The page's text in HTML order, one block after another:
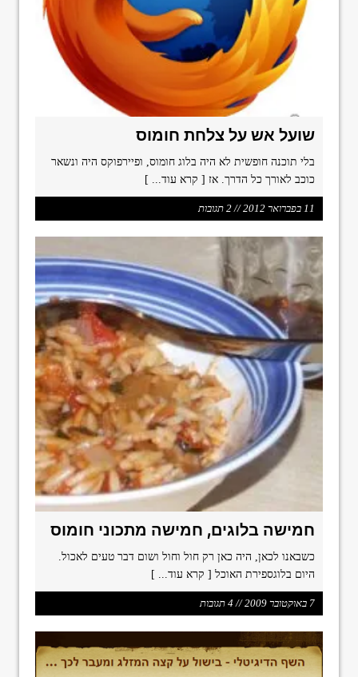
הוסף קו תחתון לקישורים
סמן קישורים
ל
ס
א
ת
כ
ל
ה
ו
cached
שועל אש על צלחת חומוס
בלי תוכנה חופשית לא היה בלוג חומוס, ופיירפוקס היה ונשאר
כוכב לאורך כל הדרך. אז [ קרא עוד... ]
11 בפברואר 2012 // 2 תגובות
חמישה בלוגים, חמישה מתכוני חומוס
כשבאנו לכאן, היה כאן רק חול וחול ושום דבר טעים לאכול.
היום בלוגספירת האוכל [ קרא עוד... ]
7 באוקטובר 2009 // 4 תגובות